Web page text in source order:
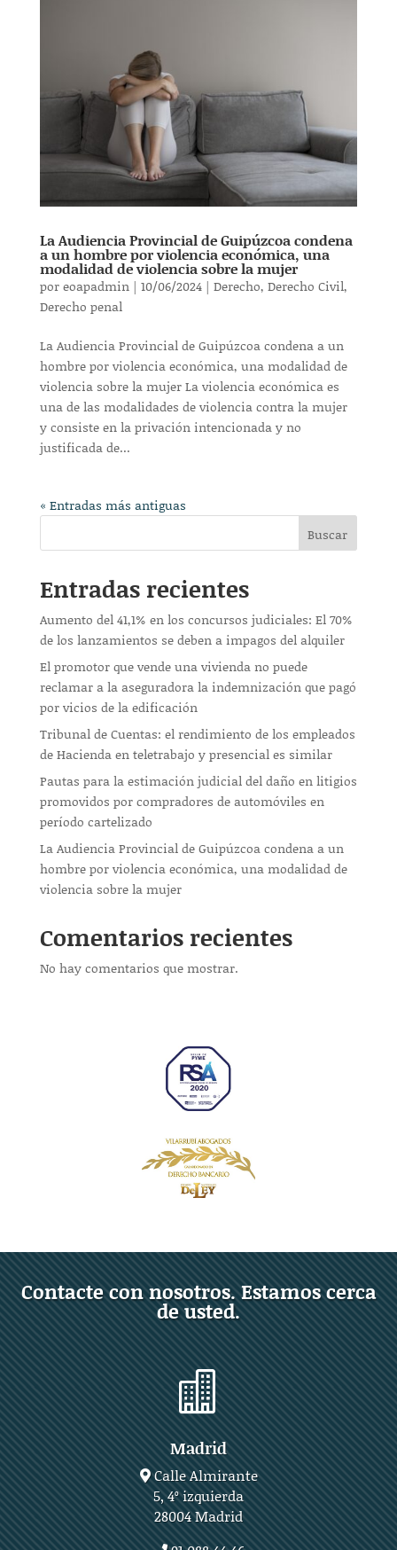
La Audiencia Provincial de Guipúzcoa condena
a un hombre por violencia económica, una
modalidad de violencia sobre la mujer
poreoapadmin| 10/06/2024| Derecho, Derecho Civil,
Derecho penal
La Audiencia Provincial de Guipúzcoa condena a un
hombre por violencia económica, una modalidad de
violencia sobre la mujer La violencia económica es
una de las modalidades de violencia contra la mujer
y consiste en la privación intencionada y no
justificada de...
« Entradas más antiguas
Buscar
Entradas recientes
Aumento del 41,1% en los concursos judiciales: El 70%
de los lanzamientos se deben a impagos del alquiler
El promotor que vende una vivienda no puede
reclamar a la aseguradora la indemnización que pagó
por vicios de la edificación
Tribunal de Cuentas: el rendimiento de los empleados
de Hacienda en teletrabajo y presencial es similar
Pautas para la estimación judicial del daño en litigios
promovidos por compradores de automóviles en
período cartelizado
La Audiencia Provincial de Guipúzcoa condena a un
hombre por violencia económica, una modalidad de
violencia sobre la mujer
Comentarios recientes
No hay comentarios que mostrar.
Contacte con nosotros. Estamos cerca
de usted.

Madrid
Calle Almirante
5, 4º izquierda
28004 Madrid